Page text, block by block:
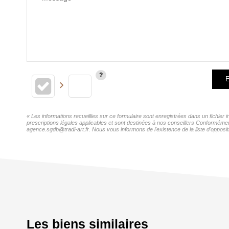
« Les informations recueillies sur ce formulaire sont enregistrées dans un
prescriptions légales applicables et sont destinées à nos conseillers
agence.sgdb@tradi-art.fr. Nous vous informons de l'existence de la liste
Les biens similaires